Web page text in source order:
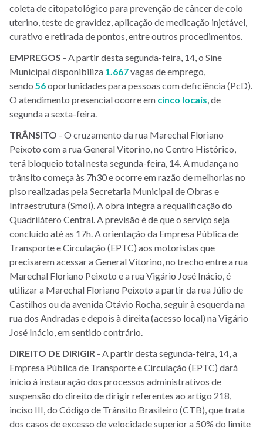
coleta de citopatológico para prevenção de câncer de colo
uterino, teste de gravidez, aplicação de medicação injetável,
curativo e retirada de pontos, entre outros procedimentos.
EMPREGOS - A partir desta segunda-feira, 14, o Sine
Municipal disponibiliza 1.667vagas de emprego,
sendo 56oportunidades para pessoas com deficiência (PcD).
O atendimento presencial ocorre em cinco locais , de
segunda a sexta-feira.
TRÂNSITO - O cruzamento da rua Marechal Floriano
Peixoto com a rua General Vitorino, no Centro Histórico,
terá bloqueio total nesta segunda-feira, 14. A mudança no
trânsito começa às 7h30 e ocorre em razão de melhorias no
piso realizadas pela Secretaria Municipal de Obras e
Infraestrutura (Smoi). A obra integra a requalificação do
Quadrilátero Central. A previsão é de que o serviço seja
concluído até as 17h. A orientação da Empresa Pública de
Transporte e Circulação (EPTC) aos motoristas que
precisarem acessar a General Vitorino, no trecho entre a rua
Marechal Floriano Peixoto e a rua Vigário José Inácio, é
utilizar a Marechal Floriano Peixoto a partir da rua Júlio de
Castilhos ou da avenida Otávio Rocha, seguir à esquerda na
rua dos Andradas e depois à direita (acesso local) na Vigário
José Inácio, em sentido contrário.
DIREITO DE DIRIGIR - A partir desta segunda-feira, 14, a
Empresa Pública de Transporte e Circulação (EPTC) dará
início à instauração dos processos administrativos de
suspensão do direito de dirigir referentes ao artigo 218,
inciso III, do Código de Trânsito Brasileiro (CTB), que trata
dos casos de excesso de velocidade superior a 50% do limite